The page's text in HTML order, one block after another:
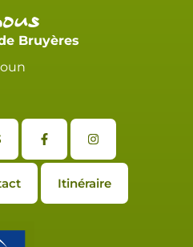
Bruyères
Itinéraire